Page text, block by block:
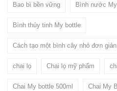
Bao bì bền vững Bình nước
Bình thủy tinh My bottle
Cách tạo một bình cây nhỏ đơn
chai lọ Chai lọ mỹ phẩm
Chai My bottle 500ml Chai My